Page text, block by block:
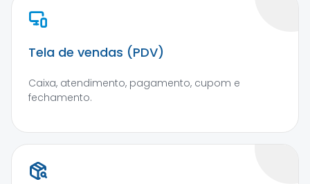
Tela de vendas (PDV)
Caixa, atendimento, pagamento, cupom e
fechamento.